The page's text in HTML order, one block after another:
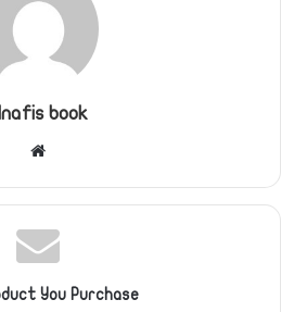
book
You Purchase